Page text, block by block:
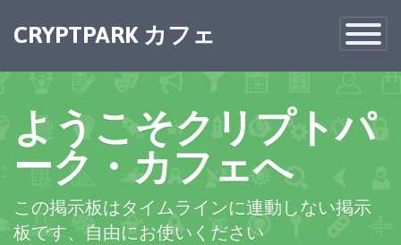
Toggle
CRYPTPARK カフェ
ようこそクリプトパ
ーク・カフェへ
この掲示板はタイムラインに連動しない掲示
板です、自由にお使いください